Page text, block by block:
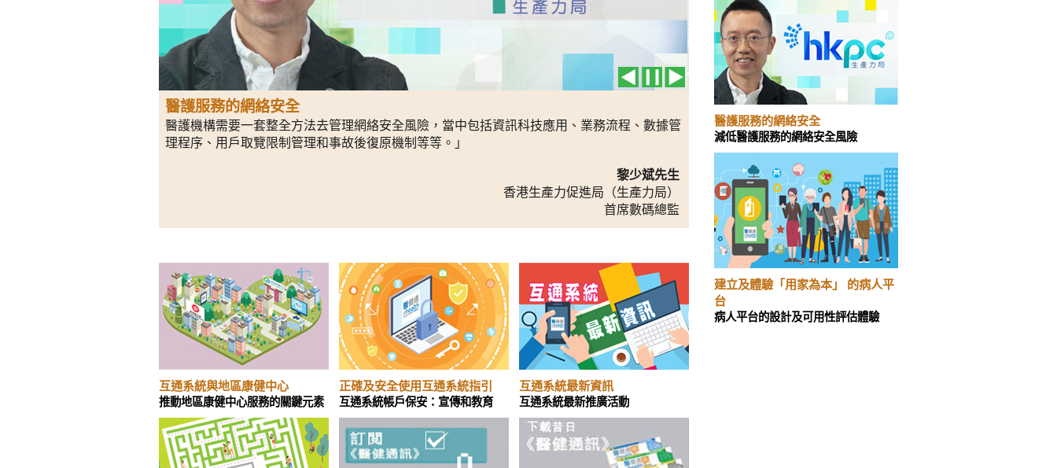
醫護服務的網絡安全
醫護機構需要一套整全方法去管理網絡安全風險，當中包括資訊科技應用、業務流程、數據管
理程序、用戶取覽限制管理和事故後復原機制等等。」
黎少斌先生
香港生產力促進局（生產力局）
首席數碼總監
互通系統與地區康健中心
推動地區康健中心服務的關鍵元素
正確及安全使用互通系統指引
互通系統帳戶保安：宣傳和教育
互通系統最新資訊
互通系統最新推廣活動
醫護服務的網絡安全
減低醫護服務的網絡安全風險
建立及體驗「用家為本」 的病人平
台
病人平台的設計及可用性評估體驗